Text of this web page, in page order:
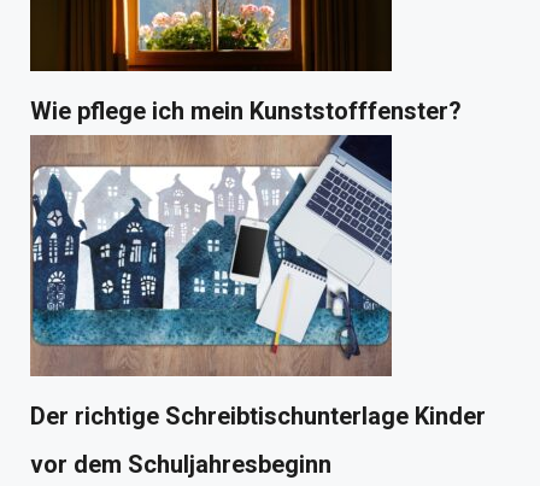
Wie pflege ich mein Kunststofffenster?
Der richtige Schreibtischunterlage Kinder
vor dem Schuljahresbeginn